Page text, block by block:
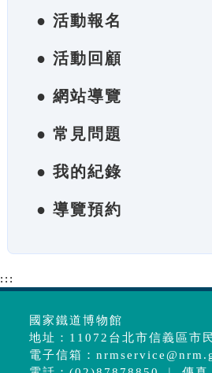
● 活動報名
● 活動回顧
● 網站導覽
● 常見問題
● 我的紀錄
● 導覽預約
:::
國家鐵道博物館
地址：11072台北市信義區市
電子信箱：